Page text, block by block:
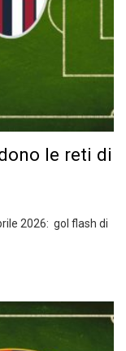
le reti di
2026: gol flash di